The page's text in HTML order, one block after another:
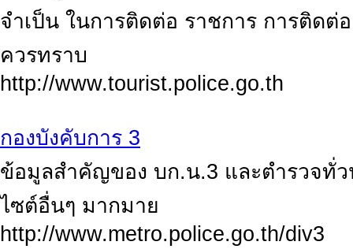
จำเป็น ในการติดต่อ ราชการ การติด
ควรทราบ
http://www.tourist.police.go.th
กองบังคับการ 3
ข้อมูลสำคัญของ บก.น.3 และตำรวจทั่ว
ไซต์อื่นๆ มากมาย
http://www.metro.police.go.th/div3